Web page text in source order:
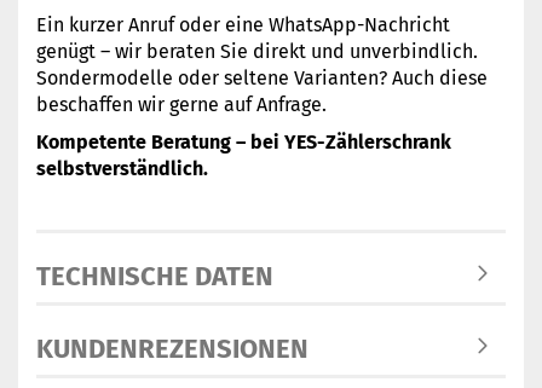
Ein kurzer Anruf oder eine WhatsApp-Nachricht
genügt – wir beraten Sie direkt und unverbindlich.
Sondermodelle oder seltene Varianten? Auch diese
beschaffen wir gerne auf Anfrage.
Kompetente Beratung – bei YES-Zählerschrank
selbstverständlich.
TECHNISCHE DATEN
KUNDENREZENSIONEN